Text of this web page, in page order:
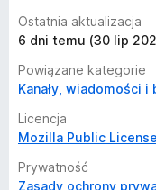
Ostatnia aktualizacja
6 dni temu (30 lip
Powiązane kategorie
Kanały, wiadomości i
Licencja
Mozilla Public
Prywatność
Zasady ochrony